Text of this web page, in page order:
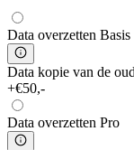
Data overzetten Basis
Data kopie van de
+€50,-
Data overzetten Pro